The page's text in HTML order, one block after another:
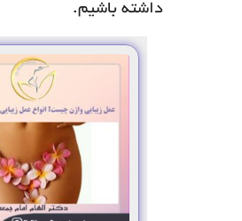
داشته باشیم.